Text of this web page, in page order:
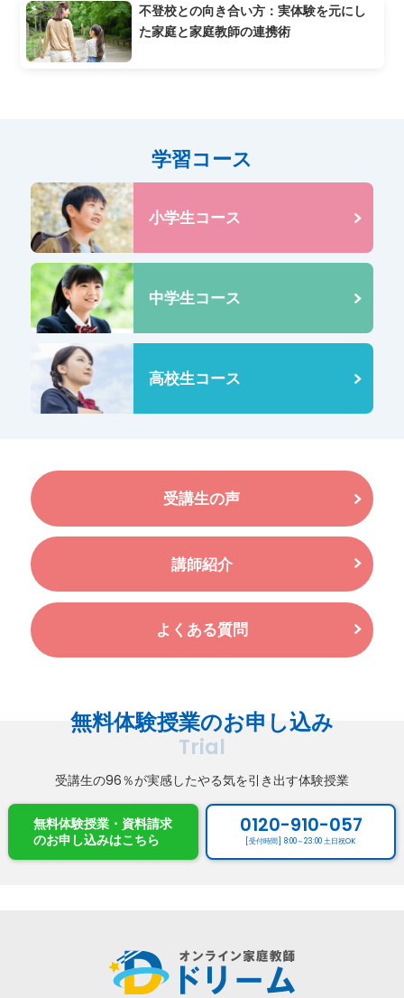
不登校との向き合い方：実体験を元にし
た家庭と家庭教師の連携術
学習コース
小学生コース
中学生コース
高校生コース
受講生の声
講師紹介
よくある質問
無料体験授業のお申し込み
Trial
受講生の96％が実感したやる気を引き出す体験授業
無料体験授業・資料請求
のお申し込みはこちら
0120-910-057
[受付時間] 8:00～23:00 土日祝OK